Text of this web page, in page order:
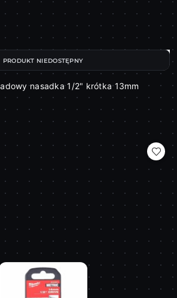
nasadka 1/2" krótka 13mm
PRODUKT NIEDOSTĘPNY